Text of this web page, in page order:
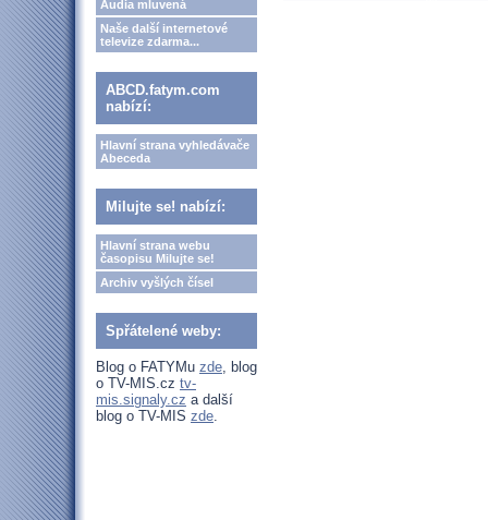
Audia mluvená
Naše další internetové
televize zdarma...
ABCD.fatym.com
nabízí:
Hlavní strana vyhledávače
Abeceda
Milujte se! nabízí:
Hlavní strana webu
časopisu Milujte se!
Archiv vyšlých čísel
Spřátelené weby:
Blog o FATYMu zde, blog
o TV-MIS.cz tv-
mis.signaly.cz a další
blog o TV-MIS zde.